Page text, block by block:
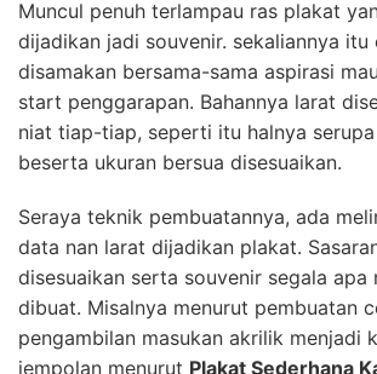
Muncul penuh terlampau ras plakat
dijadikan jadi souvenir. sekaliannya itu
disamakan bersama-sama aspirasi
start penggarapan. Bahannya larat
niat tiap-tiap, seperti itu halnya
beserta ukuran bersua disesuaikan.
Seraya teknik pembuatannya, ada
data nan larat dijadikan plakat.
disesuaikan serta souvenir segala apa
dibuat. Misalnya menurut pembuatan
pengambilan masukan akrilik menjadi
jempolan menurut Plakat Sederhana